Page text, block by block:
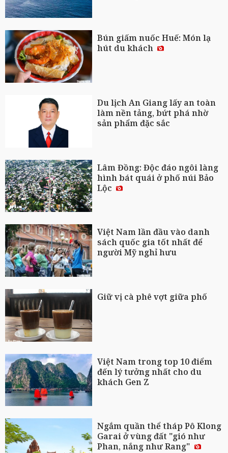
Bún giấm nuốc Huế: Món lạ
hút du khách
Du lịch An Giang lấy an toàn
làm nền tảng, bứt phá nhờ
sản phẩm đặc sắc
Lâm Đồng: Độc đáo ngôi làng
hình bát quái ở phố núi Bảo
Lộc
Việt Nam lần đầu vào danh
sách quốc gia tốt nhất để
người Mỹ nghỉ hưu
Giữ vị cà phê vợt giữa phố
Việt Nam trong top 10 điểm
đến lý tưởng nhất cho du
khách Gen Z
Ngắm quần thể tháp Pô Klong
Garai ở vùng đất "gió như
Phan, nắng như Rang"